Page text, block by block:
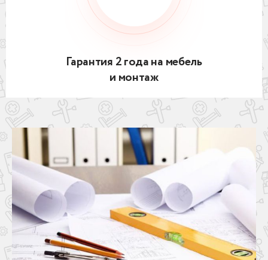
Гарантия 2 года на мебель
и монтаж